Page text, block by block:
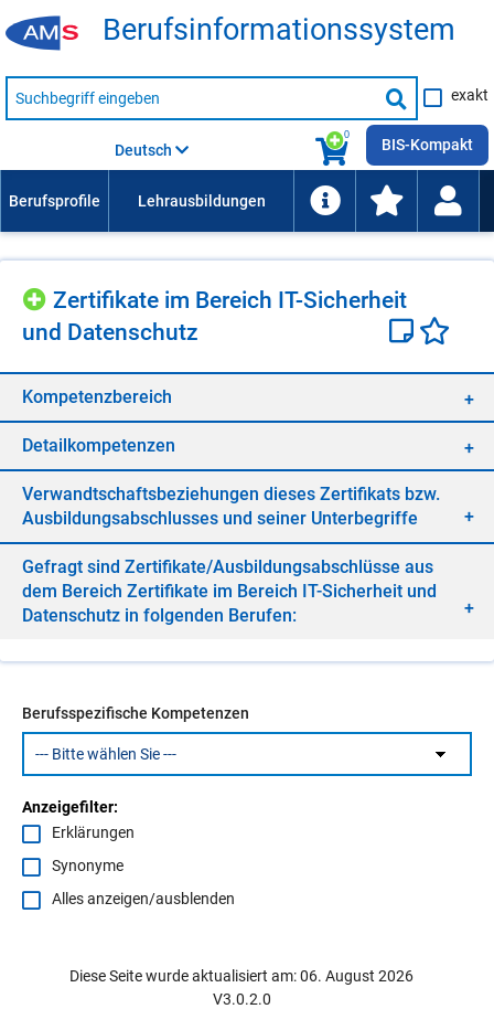
Be­rufs­in­for­ma­ti­ons­sys­tem
Suche
nach
Suche
starten
exakt
0
Deutsch BIS-Kompakt
Zer­ti­fi­ka­te im Be­reich IT-Si­cher­heit
und Da­ten­schutz
Kom­pe­tenz­be­reich
De­tail­kom­pe­ten­zen
Ver­wandt­schafts­be­zie­hun­gen die­ses Zer­ti­fi­kats bzw.
Aus­bil­dungs­ab­schlus­ses und sei­ner Un­ter­be­grif­fe
Ge­fragt sind Zer­ti­fi­ka­te/​Aus­bil­dungs­ab­schlüs­se aus
dem Be­reich Zer­ti­fi­ka­te im Be­reich IT-Si­cher­heit und
Da­ten­schutz in fol­gen­den Be­ru­fen:
Berufsspezifische Kompetenzen
Anzeigefilter:
Erklärungen
Synonyme
Alles anzeigen/ausblenden
Diese Seite wurde aktualisiert am: 06. August 2026
V3.0.2.0